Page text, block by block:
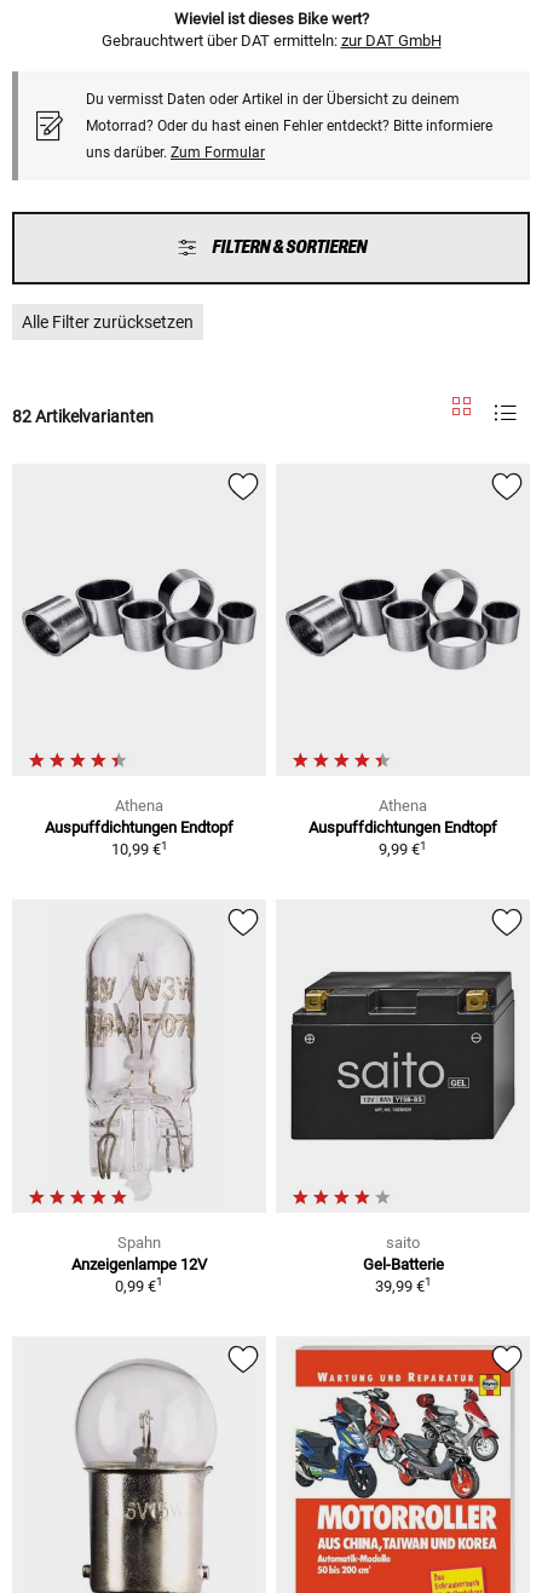
Wieviel ist dieses Bike wert?
Gebrauchtwert über DAT ermitteln: zur DAT GmbH
Du vermisst Daten oder Artikel in der Übersicht zu deinem
Motorrad? Oder du hast einen Fehler entdeckt? Bitte informiere
uns darüber. Zum Formular
FILTERN & SORTIEREN
Alle Filter zurücksetzen
82 Artikelvarianten
Athena
Auspuffdichtungen Endtopf
10,99 €1
Athena
Auspuffdichtungen Endtopf
9,99 €1
Spahn
Anzeigenlampe 12V
0,99 €1
saito
Gel-Batterie
39,99 €1